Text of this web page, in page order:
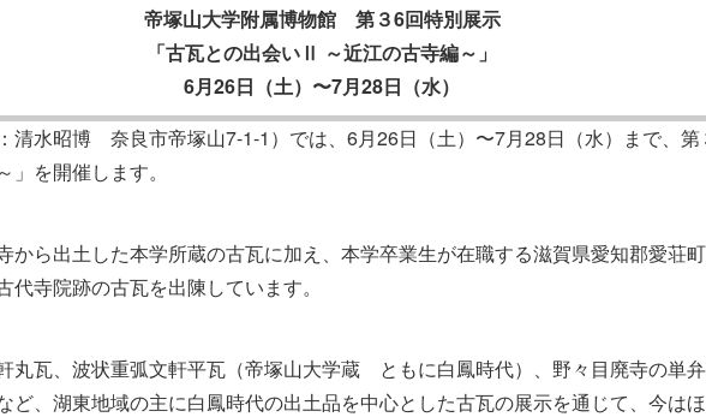
帝塚山大学附属博物館 第３6回特別展示
「古瓦との出会いⅡ ～近江の古寺編～」
6月26日（土）〜7月28日（水）
清水昭博 奈良市帝塚山7-1-1）では、6月26日（土）〜7月28日（水）まで、
を開催します。
から出土した本学所蔵の古瓦に加え、本学卒業生が在職する滋賀県愛知郡愛荘
寺院跡の古瓦を出陳しています。
丸瓦、波状重弧文軒平瓦（帝塚山大学蔵 ともに白鳳時代）、野々目廃寺の単
、湖東地域の主に白鳳時代の出土品を中心とした古瓦の展示を通じて、今は